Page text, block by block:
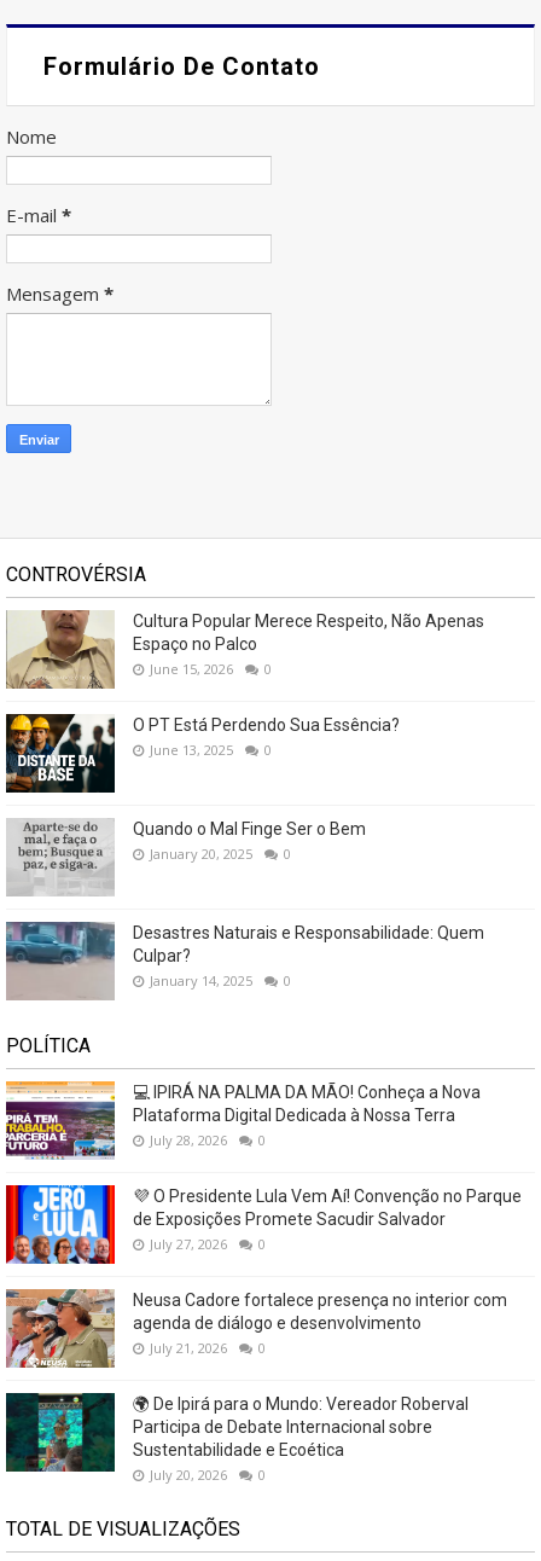
Formulário De Contato
Nome
E-mail *
Mensagem *
CONTROVÉRSIA
Cultura Popular Merece Respeito, Não Apenas
Espaço no Palco
June 15, 2026 0
O PT Está Perdendo Sua Essência?
June 13, 2025 0
Quando o Mal Finge Ser o Bem
January 20, 2025 0
Desastres Naturais e Responsabilidade: Quem
Culpar?
January 14, 2025 0
POLÍTICA
💻 IPIRÁ NA PALMA DA MÃO! Conheça a Nova
Plataforma Digital Dedicada à Nossa Terra
July 28, 2026 0
💜 O Presidente Lula Vem Aí! Convenção no Parque
de Exposições Promete Sacudir Salvador
July 27, 2026 0
Neusa Cadore fortalece presença no interior com
agenda de diálogo e desenvolvimento
July 21, 2026 0
🌍 De Ipirá para o Mundo: Vereador Roberval
Participa de Debate Internacional sobre
Sustentabilidade e Ecoética
July 20, 2026 0
TOTAL DE VISUALIZAÇÕES